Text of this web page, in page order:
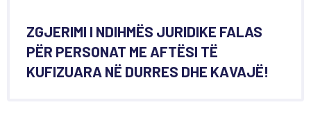
ZGJERIMI I NDIHMËS JURIDIKE FALAS
PËR PERSONAT ME AFTËSI TË
KUFIZUARA NË DURRES DHE KAVAJË!